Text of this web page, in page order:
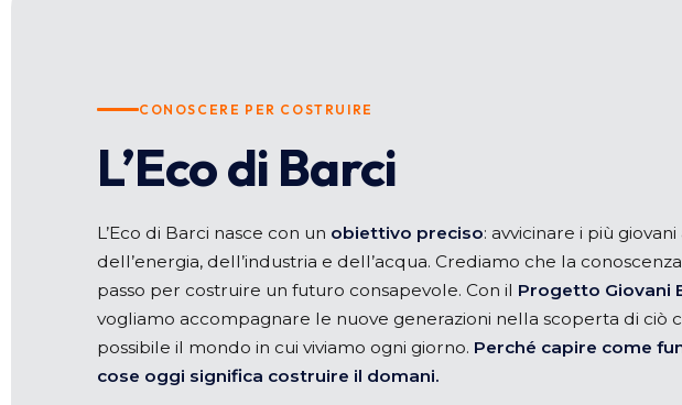
CONOSCERE PER COSTRUIRE
L’Eco di Barci
L’Eco di Barci nasce con un obiettivo preciso: avvicinare i più
dell’energia, dell’industria e dell’acqua. Crediamo che la
passo per costruire un futuro consapevole. Con il Progetto Giovani
vogliamo accompagnare le nuove generazioni nella scoperta di ciò
possibile il mondo in cui viviamo ogni giorno. Perché capire come
cose oggi significa costruire il domani.